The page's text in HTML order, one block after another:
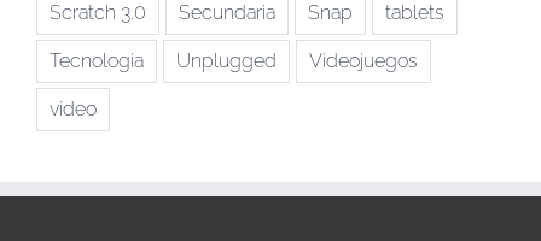
Scratch 3.0 Secundaria Snap tablets
Tecnologia Unplugged Videojuegos
vídeo